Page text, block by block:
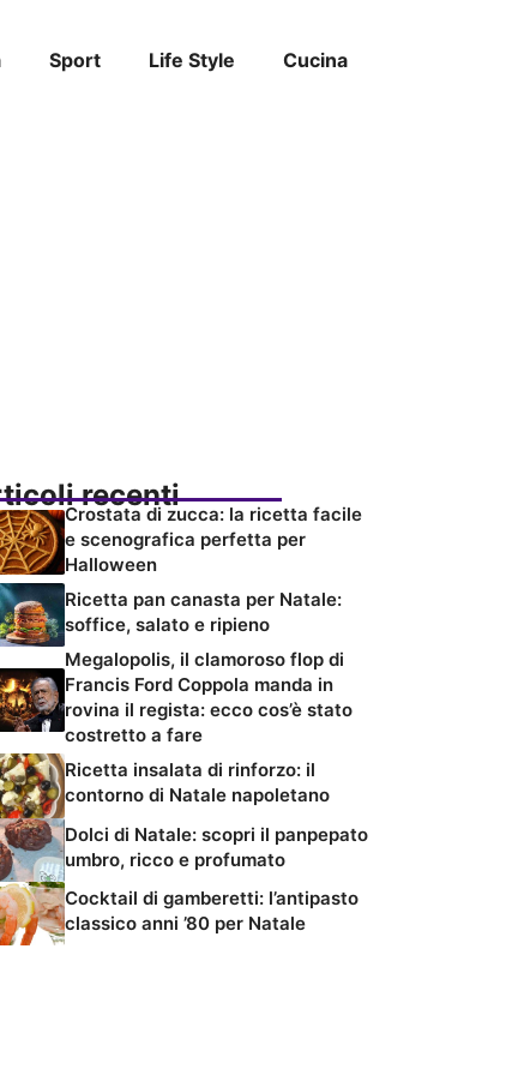
Sport Life Style Cucina
recenti
Crostata di zucca: la ricetta facile
e scenografica perfetta per
Halloween
Ricetta pan canasta per Natale:
soffice, salato e ripieno
Megalopolis, il clamoroso flop di
Francis Ford Coppola manda in
rovina il regista: ecco cos’è stato
costretto a fare
Ricetta insalata di rinforzo: il
contorno di Natale napoletano
Dolci di Natale: scopri il panpepato
umbro, ricco e profumato
Cocktail di gamberetti: l’antipasto
classico anni ’80 per Natale